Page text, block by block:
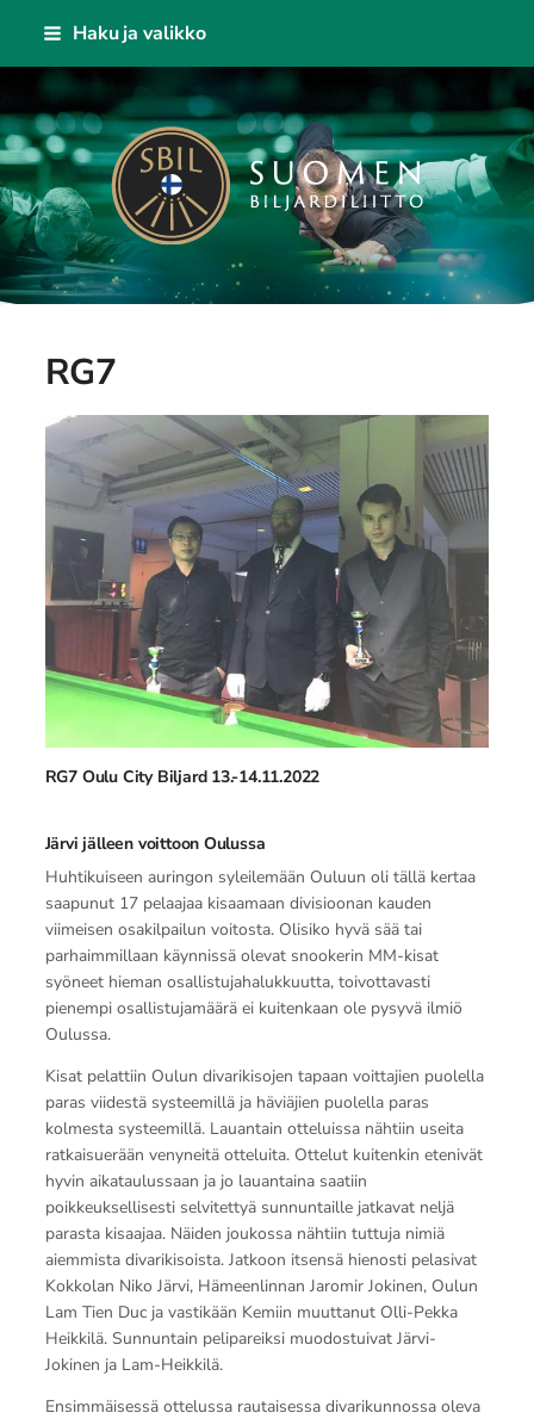
Siirry
sisältöön
Haku ja valikko
Suomen Biljardiliitto ry
RG7
RG7 Oulu City Biljard 13.-14.11.2022
Järvi jälleen voittoon Oulussa
Huhtikuiseen auringon syleilemään Ouluun oli tällä kertaa
saapunut 17 pelaajaa kisaamaan divisioonan kauden
viimeisen osakilpailun voitosta. Olisiko hyvä sää tai
parhaimmillaan käynnissä olevat snookerin MM-kisat
syöneet hieman osallistujahalukkuutta, toivottavasti
pienempi osallistujamäärä ei kuitenkaan ole pysyvä ilmiö
Oulussa.
Kisat pelattiin Oulun divarikisojen tapaan voittajien puolella
paras viidestä systeemillä ja häviäjien puolella paras
kolmesta systeemillä. Lauantain otteluissa nähtiin useita
ratkaisuerään venyneitä otteluita. Ottelut kuitenkin etenivät
hyvin aikataulussaan ja jo lauantaina saatiin
poikkeuksellisesti selvitettyä sunnuntaille jatkavat neljä
parasta kisaajaa. Näiden joukossa nähtiin tuttuja nimiä
aiemmista divarikisoista. Jatkoon itsensä hienosti pelasivat
Kokkolan Niko Järvi, Hämeenlinnan Jaromir Jokinen, Oulun
Lam Tien Duc ja vastikään Kemiin muuttanut Olli-Pekka
Heikkilä. Sunnuntain pelipareiksi muodostuivat Järvi-
Jokinen ja Lam-Heikkilä.
Ensimmäisessä ottelussa rautaisessa divarikunnossa oleva